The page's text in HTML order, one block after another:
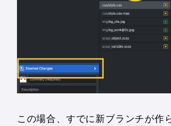
この場合、すでに新ブランチが作